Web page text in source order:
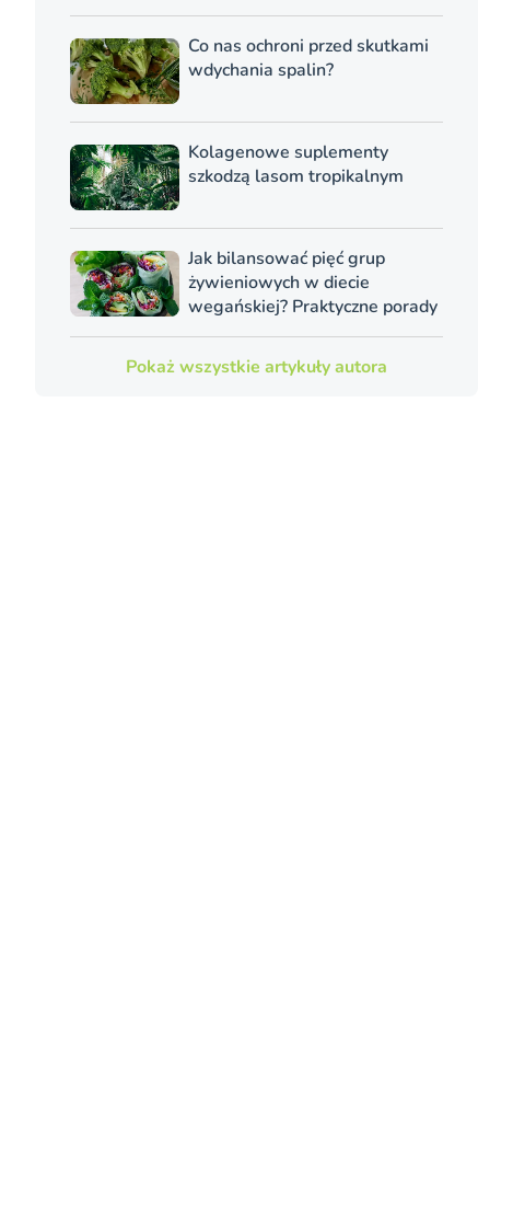
Co nas ochroni przed skutkami
wdychania spalin?
Kolagenowe suplementy
szkodzą lasom tropikalnym
Jak bilansować pięć grup
żywieniowych w diecie
wegańskiej? Praktyczne porady
Pokaż wszystkie artykuły autora